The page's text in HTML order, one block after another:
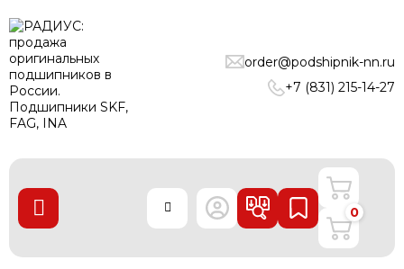
order@podshipnik-nn.ru
+7 (831) 215-14-27
ПОДШИПНИКИ
ЛИНЕЙНЫЕ ТЕХНОЛОГИИ
РЕМНИ
О нас
Доставка и оплата
0